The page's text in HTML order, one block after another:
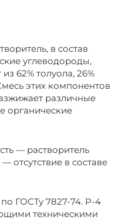
в состав
углеводороды,
62% толуола, 26%
этих компонентов
различные
органические
— растворитель
отсутствие в составе
ГОСТу 7827-74. Р-4
техническими